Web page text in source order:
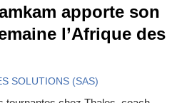
apporte son
l’Afrique des
SOLUTIONS (SAS)